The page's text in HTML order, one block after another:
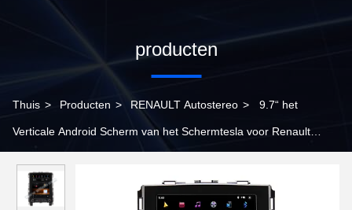
producten
Thuis > Producten > RENAULT Autostereo > 9.7“ het
Verticale Android Scherm van het Schermtesla voor Renault